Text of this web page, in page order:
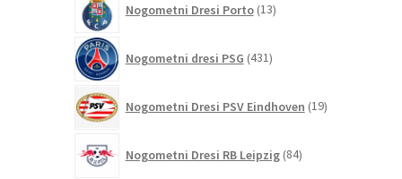
Nogometni Dresi Porto 13izdelkov
Nogometni dresi PSG 431izdelkov
Nogometni Dresi PSV Eindhoven 19izdelkov
Nogometni Dresi RB Leipzig 84izdelkov